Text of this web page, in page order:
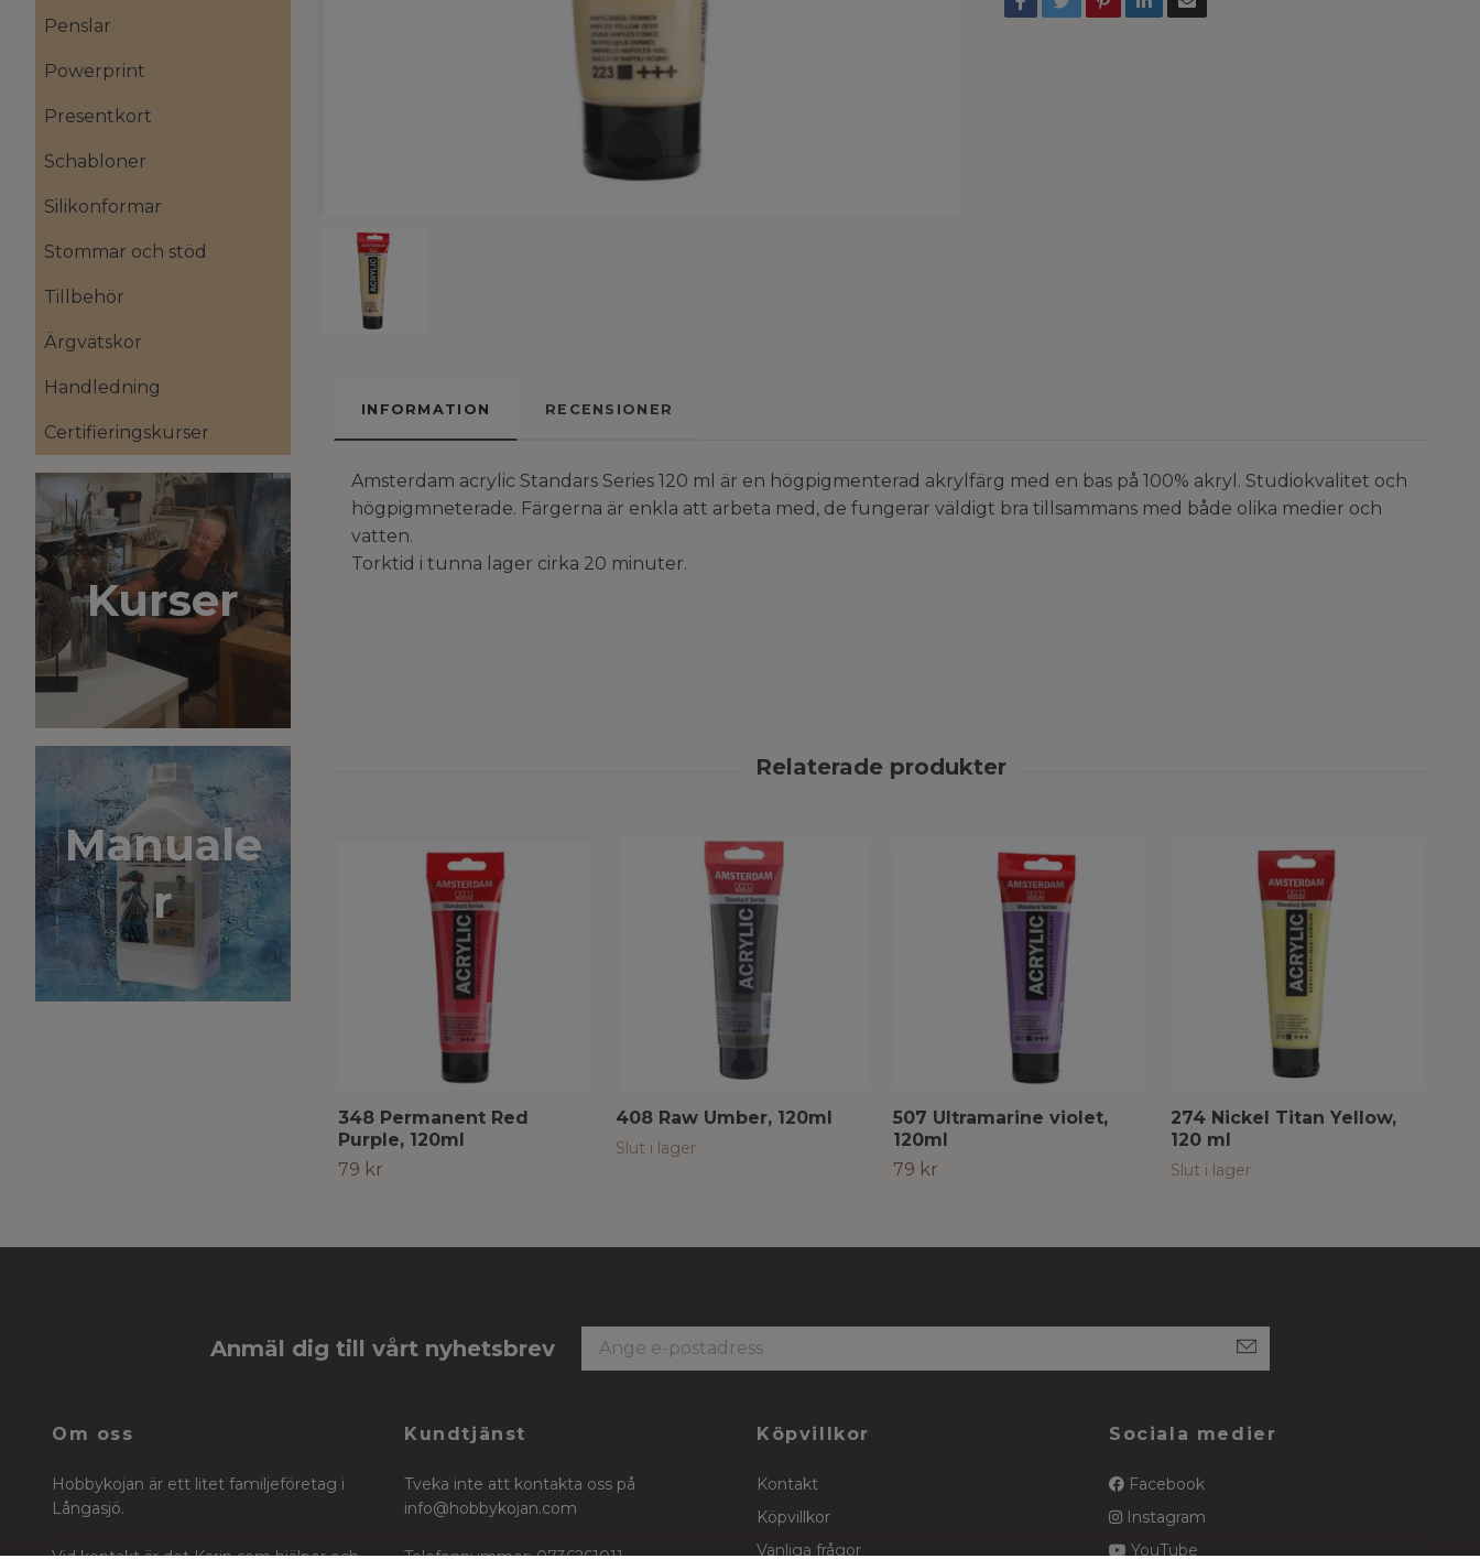
Penslar
Powerprint
Presentkort
Schabloner
Silikonformar
Stommar och stöd
Tillbehör
Ärgvätskor
Handledning
Certifieringskurser
Kurser
Manuale
r
INFORMATION RECENSIONER
Amsterdam acrylic Standars Series 120 ml är en högpigmenterad akrylfärg med en bas på 100% akryl. Studiokvalitet och
högpigmneterade. Färgerna är enkla att arbeta med, de fungerar väldigt bra tillsammans med både olika medier och
vatten.
Torktid i tunna lager cirka 20 minuter.
348 Permanent Red
Purple, 120ml
79 kr
408 Raw Umber, 120ml
Slut i lager
507 Ultramarine violet,
120ml
79 kr
274 Nickel Titan Yellow,
120 ml
Slut i lager
Anmäl dig till vårt nyhetsbrev
Om oss
Hobbykojan är ett litet familjeföretag i
Långasjö.
Kundtjänst
Tveka inte att kontakta oss på
info@hobbykojan.com
Köpvillkor
Kontakt
Köpvillkor
Vanliga frågor
Sociala medier
Facebook
Instagram
YouTube